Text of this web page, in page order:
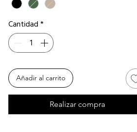
Cantidad *
Añadir al carrito
Realizar compra